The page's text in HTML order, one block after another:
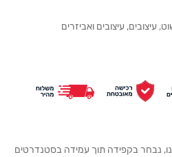
, עיצובים, עיצובים ואביזרים
נבחר בקפידה תוך עמידה בסטנדרטים